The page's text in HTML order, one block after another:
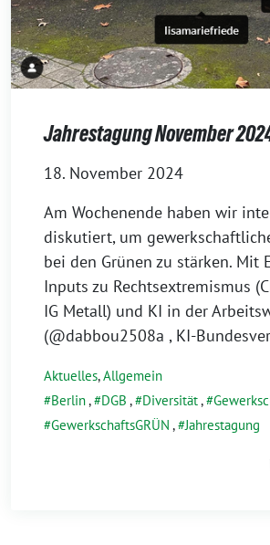
Jahrestagung November
18. November 2024
Am Wochenende haben wir
diskutiert, um
bei den Grünen zu stärken. Mit
Inputs zu Rechtsextremismus
IG Metall) und KI in der
(@dabbou2508a , KI-
Aktuelles,Allgemein
Berlin, DGB , Diversität,
GewerkschaftsGRÜN , Jahrestagung